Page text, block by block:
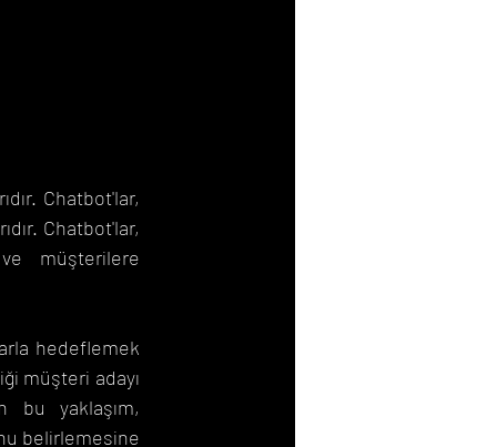
Chatbot'lar,
Chatbot'lar,
müşterilere
hedeflemek
müşteri adayı
bu yaklaşım,
belirlemesine